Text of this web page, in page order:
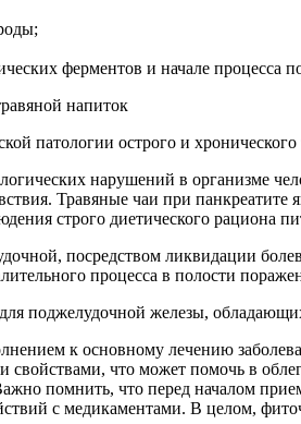
ферментов и начале процесса
патологии острого и хронического
нарушений в организме
Травяные чаи при
строго диетического рациона
посредством ликвидации
процесса в полости
поджелудочной железы,
к основному лечению
что может помочь в
помнить, что перед началом
с медикаментами. В целом,